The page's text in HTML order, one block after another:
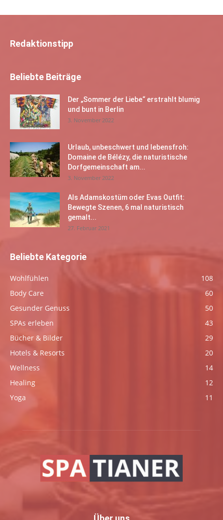
Redaktionstipp
Beliebte Beiträge
Der „Sommer der Liebe“ erstrahlt blumig
und bunt in Berlin
3. November 2022
Urlaub, unbeschwert und lebensfroh:
Domaine de Bélézy, die naturistische
Dorfgemeinschaft am...
3. November 2022
Als Adamskostüm oder Evas Outfit:
Bewegte Szenen, 6 mal naturistisch
gemalt...
27. Februar 2021
Beliebte Kategorie
Wohlfühlen
108
Body Care
60
Gesunder Genuss
50
SPAs erleben
43
Bücher & Bilder
29
Hotels & Resorts
20
Wellness
14
Healing
12
Yoga
11